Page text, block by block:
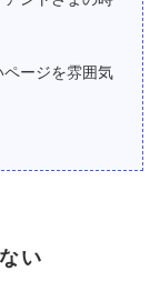
ージを雰囲気
い